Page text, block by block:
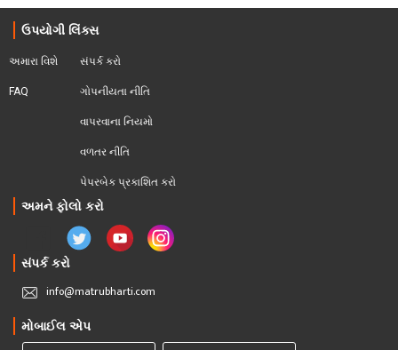
ઉપયોગી લિંક્સ
અમારા વિશે
FAQ
સંપર્ક કરો
ગોપનીયતા નીતિ
વાપરવાના નિયમો
વળતર નીતિ
પેપરબેક પ્રકાશિત કરો
અમને ફોલો કરો
સંપર્ક કરો
info@matrubharti.com
મોબાઈલ એપ